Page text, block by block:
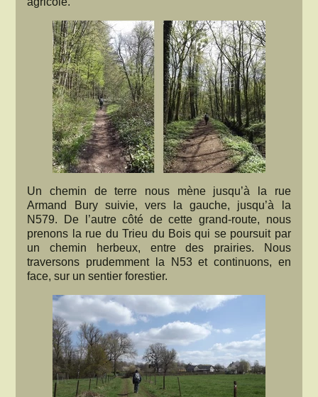
Un chemin de terre nous mène jusqu’à la rue
Armand Bury suivie, vers la gauche, jusqu’à la
N579. De l’autre côté de cette grand-route, nous
prenons la rue du Trieu du Bois qui se poursuit par
un chemin herbeux, entre des prairies. Nous
traversons prudemment la N53 et continuons, en
face, sur un sentier forestier.